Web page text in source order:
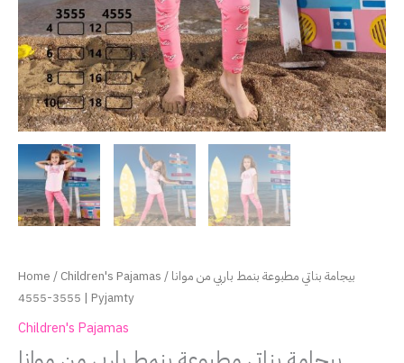
Home/Children's Pajamas/ بيجامة بناتي مطبوعة بنمط باربي من موانا
3555-4555 | Pyjamty
Children's Pajamas